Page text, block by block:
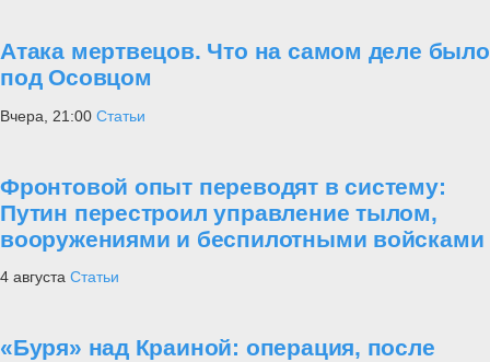
Атака мертвецов. Что на самом деле было
под Осовцом
Вчера, 21:00 Статьи
Фронтовой опыт переводят в систему:
Путин перестроил управление тылом,
вооружениями и беспилотными войсками
4 августа Статьи
«Буря» над Краиной: операция, после